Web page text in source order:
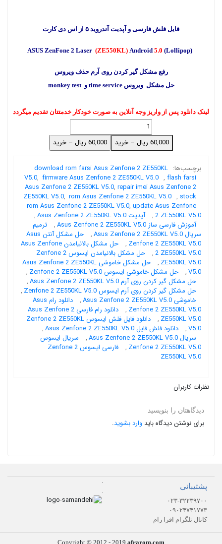
فایل فلش فارسی و آپدیت آندروید ۵ از اس دی کارت
Android
5.0 (Lollipop)‏
(ZE550KL)‏
ASUS ZenFone 2 Laser
رفع مشکل گیر کردن روی آرم حذف ویروس
حل مشکل ویروس time service و monkey test
لینک دانلود پس از واریز وجه آنلاین به صورت خودکار خدمتتان تقدیم میگردد
60,000 ریال – خرید
برچسب‌ها: download rom farsi Asus Zenfone 2 ZE550KL
V5.0, firmware Asus Zenfone 2 ZE550KL V5.0 , flash farsi
Asus Zenfone 2 ZE550KL V5.0, repair imei Asus Zenfone 2
ZE550KL V5.0, rom Asus Zenfone 2 ZE550KL V5.0 , stock
rom Asus Zenfone 2 ZE550KL V5.0, update Asus Zenfone
2 ZE550KL V5.0
, آپدیت Asus Zenfone 2 ZE550KL V5.0
,
آموزش فارسی ساز Asus Zenfone 2 ZE550KL V5.0
,
ترمیم
سریال Asus Zenfone 2 ZE550KL V5.0
,
حل مشکل آنتن Asus
Zenfone 2 ZE550KL V5.0
,
حل مشکل بالانیامدن Asus Zenfone
2 ZE550KL V5.0
,
حل مشکل بالانیامدن ایسوس Zenfone 2
ZE550KL V5.0
,
حل مشکل خاموشی Asus Zenfone 2 ZE550KL
V5.0
, حل مشکل خاموشی ایسوس Zenfone 2 ZE550KL V5.0
,
حل مشکل گیر کردن روی آرم Asus Zenfone 2 ZE550KL V5.0
,
حل مشکل گیر کردن روی آرم ایسوس Zenfone 2 ZE550KL V5.0
,
خاموشی Asus Zenfone 2 ZE550KL V5.0
,
دانلود رام Asus
Zenfone 2 ZE550KL V5.0
,
دانلود رام فارسی Asus Zenfone 2
ZE550KL V5.0
,
دانلود فایل فلش ایسوس Zenfone 2 ZE550KL
V5.0
, دانلود فلش فایل Asus Zenfone 2 ZE550KL V5.0
,
سریال Asus Zenfone 2 ZE550KL V5.0
,
سریال ایسوس
Zenfone 2 ZE550KL V5.0
,
فارسی ایسوس Zenfone 2
ZE550KL V5.0
نظرات کاربران
دیدگاهتان را بنویسید
برای نوشتن دیدگاه باید وارد بشوید.
پشتیبانی
۰۲۳-۳۲۲۳۹۷۰۰
۰۹۰۲۴۷۴۱۷۷۳
کانال تلگرام افرا رام
.
.
Copyright © 2012 - 2019 afrarom.com